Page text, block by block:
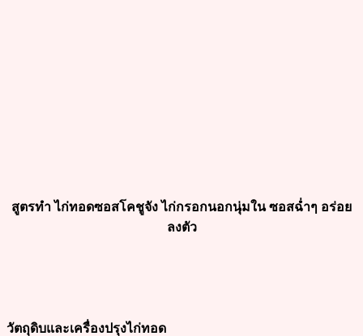
สูตรทำ ไก่ทอดซอสโคชูจัง ไก่กรอกนอกนุ่มใน ซอสฉ่ำๆ อร่อย
ลงตัว
วัตถุดิบและเครื่องปรุงไก่ทอด